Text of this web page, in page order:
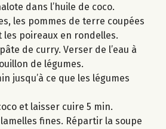
dans l’huile de coco.
les pommes de terre coupées
les poireaux en rondelles.
de curry. Verser de l’eau à
de légumes.
jusqu’à ce que les légumes
et laisser cuire 5 min.
fines. Répartir la soupe